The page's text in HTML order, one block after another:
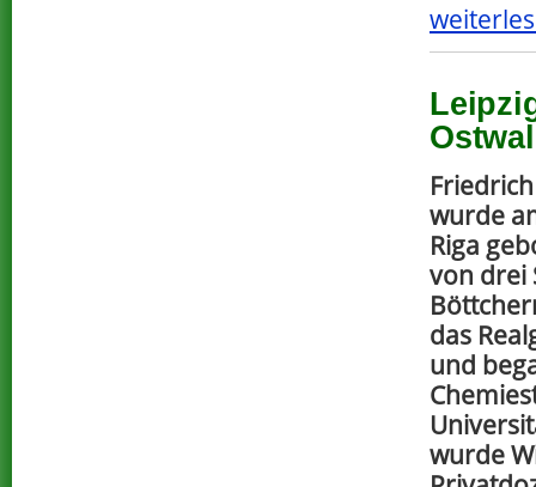
wurde
Riga
von drei
das
und
wurde